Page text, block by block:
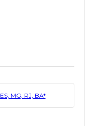
MG, RJ, BA*